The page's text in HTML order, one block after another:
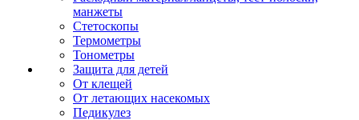
манжеты
Стетоскопы
Термометры
Тонометры
Защита для детей
От клещей
От летающих насекомых
Педикулез